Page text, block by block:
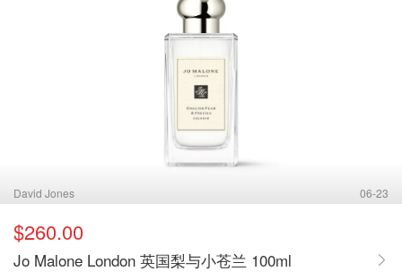
David Jones 06-23
$260.00
Jo Malone London 英国梨与小苍兰 100ml